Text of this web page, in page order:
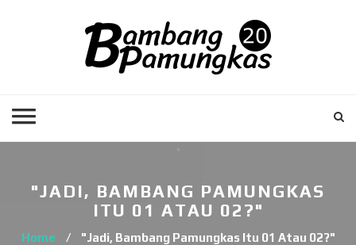
"JADI, BAMBANG PAMUNGKAS
ITU 01 ATAU 02?"
Home / "Jadi, Bambang Pamungkas Itu 01 Atau 02?"